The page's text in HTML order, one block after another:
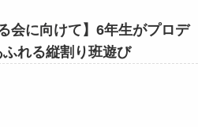
会に向けて】6年生がプロデ
れる縦割り班遊び